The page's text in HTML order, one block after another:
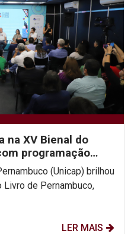
na XV Bienal do
programação
(Unicap) brilhou
Livro de Pernambuco,
LER MAIS